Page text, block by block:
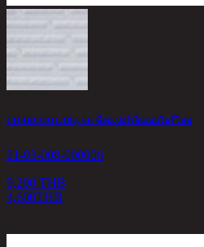
CHARCOOL/180, 6ft ท็อปเปอร์เย็นเมมโมรี่โฟม
21-03-008-000006
9,200 THB
4,600THB